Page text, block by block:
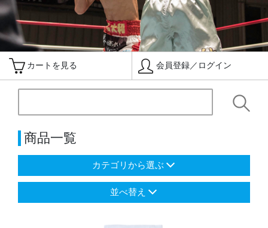
カートを見る 会員登録／ログイン
商品一覧
カテゴリから選ぶ
並べ替え